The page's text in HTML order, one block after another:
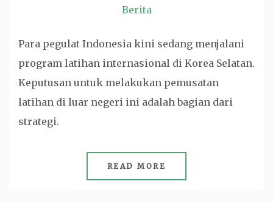
Berita
Para pegulat Indonesia kini sedang menjalani
program latihan internasional di Korea Selatan.
Keputusan untuk melakukan pemusatan
latihan di luar negeri ini adalah bagian dari
strategi.
READ MORE